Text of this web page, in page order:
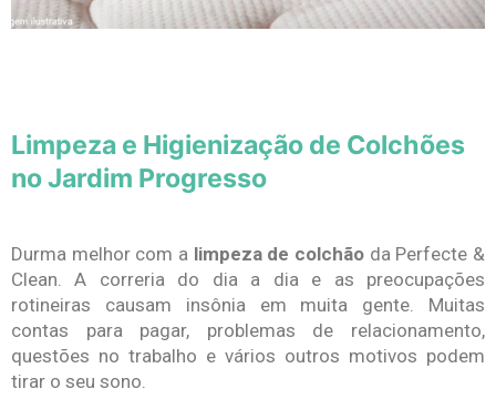
Limpeza e Higienização de Colchões
no Jardim Progresso
Durma melhor com a limpeza de colchão da Perfecte &
Clean. A correria do dia a dia e as preocupações
rotineiras causam insônia em muita gente. Muitas
contas para pagar, problemas de relacionamento,
questões no trabalho e vários outros motivos podem
tirar o seu sono.